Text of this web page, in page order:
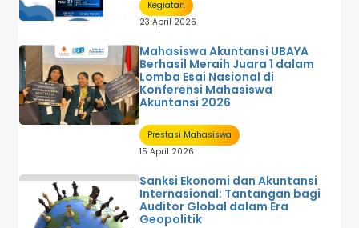
Kegiatan
23 April 2026
Mahasiswa Akuntansi UBAYA
Berhasil Meraih Juara 1 dalam
Lomba Esai Nasional di
Konferensi Mahasiswa
Akuntansi 2026
Prestasi Mahasiswa
15 April 2026
Sanksi Ekonomi dan Akuntansi
Internasional: Tantangan bagi
Auditor Global dalam Era
Geopolitik